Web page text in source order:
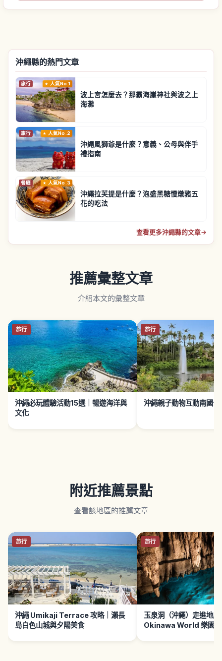
沖繩縣的熱門文章
旅行 人氣No.1
波上宮怎麼去？那霸海崖神社與波之上
海灘
旅行 人氣No.2
沖繩風獅爺是什麼？意義、公母與伴手
禮指南
餐廳 人氣No.3
沖繩拉芙提是什麼？泡盛黑糖慢燉豬五
花的吃法
查看更多沖繩縣的文章→
推薦彙整文章
介紹本文的彙整文章
旅行
沖繩必玩體驗活動15選｜暢遊海洋與
文化
旅行
沖繩親子動物互動南國
附近推薦景點
查看該地區的推薦文章
旅行
沖繩 Umikaji Terrace 攻略｜瀨長
島白色山城與夕陽美食
旅行
玉泉洞（沖繩）走進地底
Okinawa World 樂園